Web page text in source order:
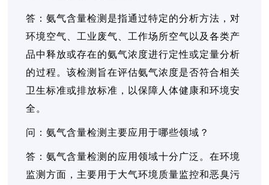
答：氨气含量检测是指通过特定的分析方法，对
环境空气、工业废气、工作场所空气以及各类产
品中释放或存在的氨气浓度进行定性或定量分析
的过程。该检测旨在评估氨气浓度是否符合相关
卫生标准或排放标准，以保障人体健康和环境安
全。
问：氨气含量检测主要应用于哪些领域？
答：氨气含量检测的应用领域十分广泛。在环境
监测方面，主要用于大气环境质量监控和恶臭污